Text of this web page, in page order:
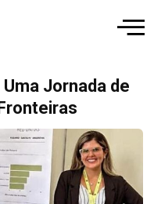
Jornada de